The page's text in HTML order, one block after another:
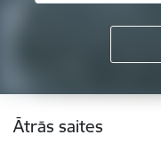
Kājene
Ātrās saites